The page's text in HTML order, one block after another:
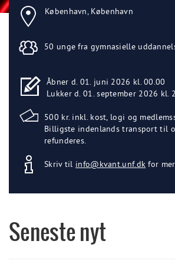
København, København
50 unge fra gymnasielle
Åbner d. 01. juni 2026 kl. 00.00
Lukker d. 01. september 2026 kl.
500 kr. inkl. kost, logi og
Billigste indenlands transport til
refunderes.
Skriv til info@kvant.unf.dk for
Seneste nyt